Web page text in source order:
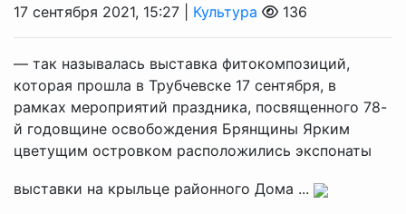
17 сентября 2021, 15:27 | Культура 136
— так называлась выставка фитокомпозиций,
которая прошла в Трубчевске 17 сентября, в
рамках мероприятий праздника, посвященного 78-
й годовщине освобождения Брянщины Ярким
цветущим островком расположились экспонаты
выставки на крыльце районного Дома ...